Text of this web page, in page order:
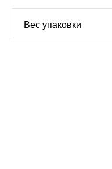
Вес упаковки